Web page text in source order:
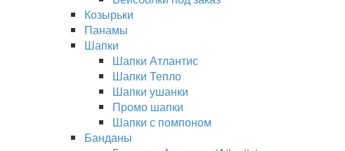
Козырьки
Панамы
Шапки
Шапки Атлантис
Шапки Тепло
Шапки ушанки
Промо шапки
Шапки с помпоном
Банданы